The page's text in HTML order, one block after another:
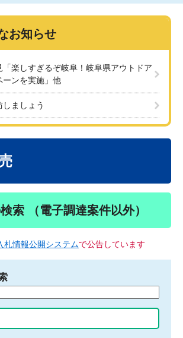
お知らせ
「楽しすぎるぞ岐阜！岐阜県アウトドア
ーンを実施」他
ましょう
索 （電子調達案件以外）
札情報公開システムで公告しています